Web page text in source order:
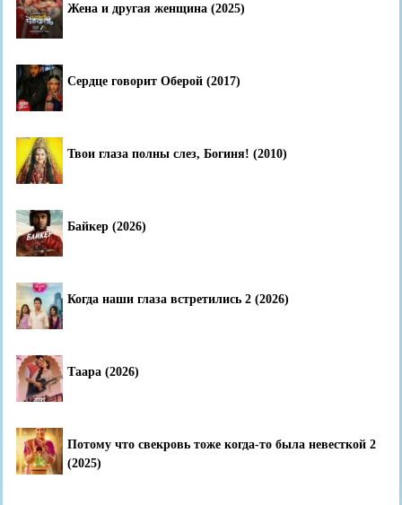
Жена и другая женщина (2025)
Сердце говорит Оберой (2017)
Твои глаза полны слез, Богиня! (2010)
Байкер (2026)
Когда наши глаза встретились 2 (2026)
Таара (2026)
Потому что свекровь тоже когда-то была невесткой 2
(2025)